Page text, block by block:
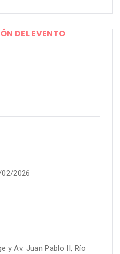
DEL EVENTO
02/2026
y Av. Juan Pablo II, Río